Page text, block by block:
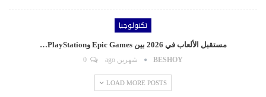
تكنولوجيا
مستقبل الألعاب في 2026 بين Epic Games وPlayStation…
BESHOY شهرين ago
LOAD MORE POSTS